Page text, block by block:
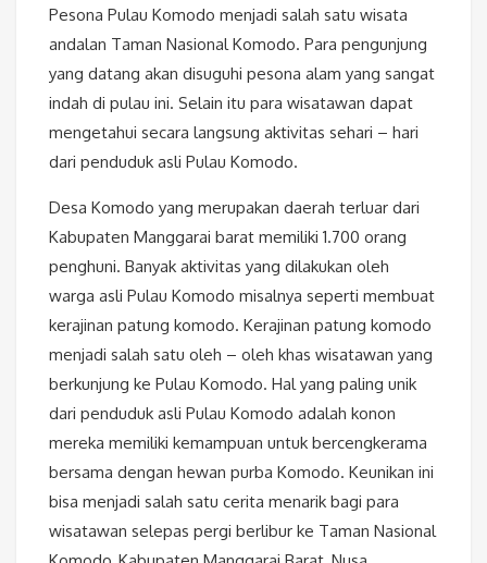
Pesona Pulau Komodo menjadi salah satu wisata
andalan Taman Nasional Komodo. Para pengunjung
yang datang akan disuguhi pesona alam yang sangat
indah di pulau ini. Selain itu para wisatawan dapat
mengetahui secara langsung aktivitas sehari – hari
dari penduduk asli Pulau Komodo.
Desa Komodo yang merupakan daerah terluar dari
Kabupaten Manggarai barat memiliki 1.700 orang
penghuni. Banyak aktivitas yang dilakukan oleh
warga asli Pulau Komodo misalnya seperti membuat
kerajinan patung komodo. Kerajinan patung komodo
menjadi salah satu oleh – oleh khas wisatawan yang
berkunjung ke Pulau Komodo. Hal yang paling unik
dari penduduk asli Pulau Komodo adalah konon
mereka memiliki kemampuan untuk bercengkerama
bersama dengan hewan purba Komodo. Keunikan ini
bisa menjadi salah satu cerita menarik bagi para
wisatawan selepas pergi berlibur ke Taman Nasional